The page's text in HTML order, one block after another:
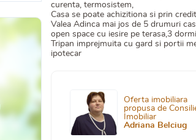
curenta, termosistem,
Casa se poate achizitiona si prin
Valea Adinca mai jos de 5 drumuri
open space cu iesire pe terasa,3
Tripan imprejmuita cu gard si portii
ipotecar
Oferta imobiliara
propusa de
Imobiliar
Adriana Belciug